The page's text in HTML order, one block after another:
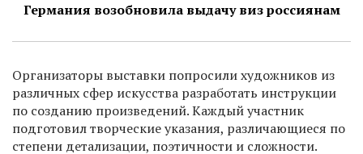
Германия возобновила выдачу виз россиянам
Организаторы выставки попросили художников из
различных сфер искусства разработать инструкции
по созданию произведений. Каждый участник
подготовил творческие указания, различающиеся по
степени детализации, поэтичности и сложности.